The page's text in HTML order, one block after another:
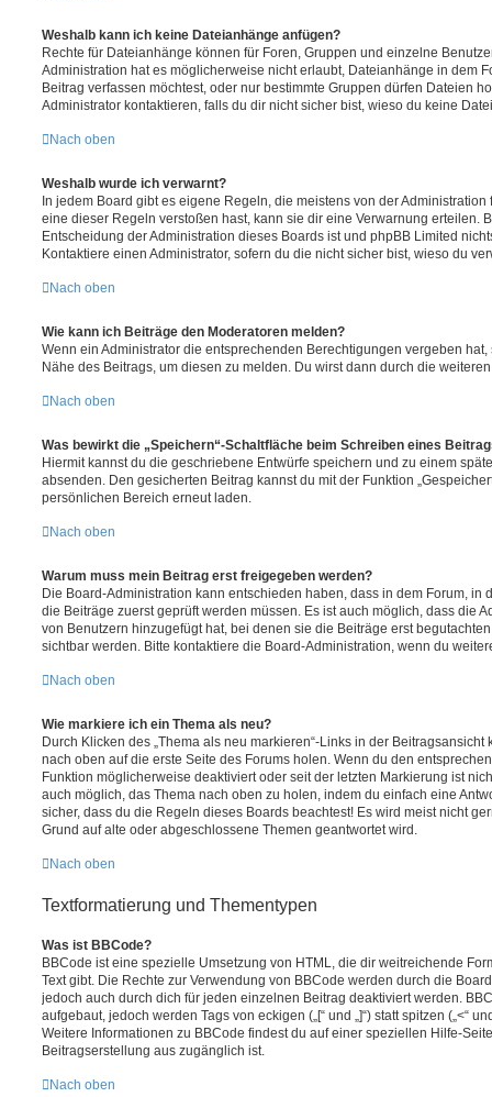
Weshalb kann ich keine Dateianhänge anfügen?
Rechte für Dateianhänge können für Foren, Gruppen und einzelne
Administration hat es möglicherweise nicht erlaubt, Dateianhänge in dem
Beitrag verfassen möchtest, oder nur bestimmte Gruppen dürfen Dateien
Administrator kontaktieren, falls du dir nicht sicher bist, wieso du keine
Nach oben
Weshalb wurde ich verwarnt?
In jedem Board gibt es eigene Regeln, die meistens von der
eine dieser Regeln verstoßen hast, kann sie dir eine Verwarnung erteilen.
Entscheidung der Administration dieses Boards ist und phpBB Limited
Kontaktiere einen Administrator, sofern du die nicht sicher bist, wieso du
Nach oben
Wie kann ich Beiträge den Moderatoren melden?
Wenn ein Administrator die entsprechenden Berechtigungen vergeben
Nähe des Beitrags, um diesen zu melden. Du wirst dann durch die
Nach oben
Was bewirkt die „Speichern“-Schaltfläche beim Schreiben eines
Hiermit kannst du die geschriebene Entwürfe speichern und zu einem
absenden. Den gesicherten Beitrag kannst du mit der Funktion
persönlichen Bereich erneut laden.
Nach oben
Warum muss mein Beitrag erst freigegeben werden?
Die Board-Administration kann entschieden haben, dass in dem Forum, in
die Beiträge zuerst geprüft werden müssen. Es ist auch möglich, dass die
von Benutzern hinzugefügt hat, bei denen sie die Beiträge erst
sichtbar werden. Bitte kontaktiere die Board-Administration, wenn du
Nach oben
Wie markiere ich ein Thema als neu?
Durch Klicken des „Thema als neu markieren“-Links in der
nach oben auf die erste Seite des Forums holen. Wenn du den
Funktion möglicherweise deaktiviert oder seit der letzten Markierung ist
auch möglich, das Thema nach oben zu holen, indem du einfach eine
sicher, dass du die Regeln dieses Boards beachtest! Es wird meist nicht
Grund auf alte oder abgeschlossene Themen geantwortet wird.
Nach oben
Textformatierung und Thementypen
Was ist BBCode?
BBCode ist eine spezielle Umsetzung von HTML, die dir weitreichende
Text gibt. Die Rechte zur Verwendung von BBCode werden durch die
jedoch auch durch dich für jeden einzelnen Beitrag deaktiviert werden.
aufgebaut, jedoch werden Tags von eckigen („[“ und „]“) statt spitzen („<“
Weitere Informationen zu BBCode findest du auf einer speziellen Hilfe-
Beitragserstellung aus zugänglich ist.
Nach oben